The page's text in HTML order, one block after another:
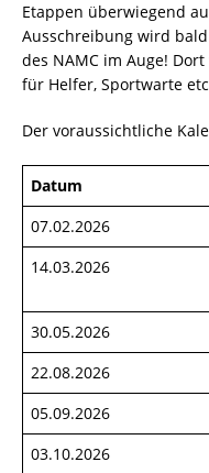
Etappen überwiegend
Ausschreibung wird
des NAMC im Auge!
für Helfer, Sportwarte
Der voraussichtliche
Datum
07.02.2026
14.03.2026
30.05.2026
22.08.2026
05.09.2026
03.10.2026